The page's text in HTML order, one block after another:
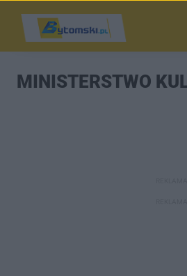
MINISTERSTWO